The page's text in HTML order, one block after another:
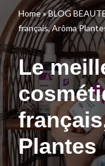
Home»BLOG
français, Arôma
Le
Plantes